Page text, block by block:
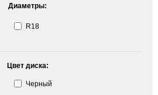
Диаметры:
R18
Цвет диска:
Черный